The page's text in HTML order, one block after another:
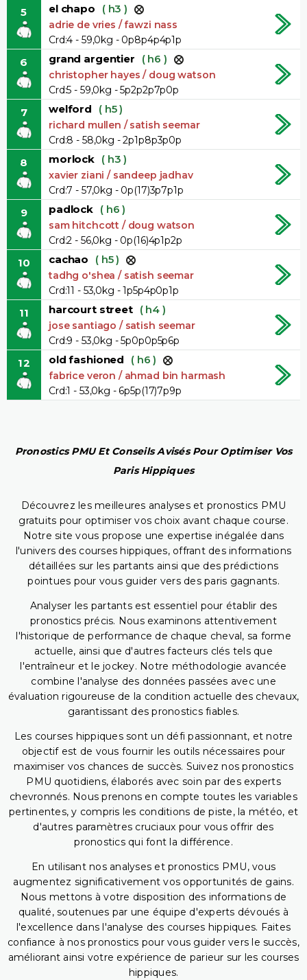
5 el chapo ( h3 )
adrie de vries / fawzi nass
Crd:4 - 59,0kg - 0p8p4p4p1p
6 grand argentier ( h6 )
christopher hayes / doug watson
Crd:5 - 59,0kg - 5p2p2p7p0p
7 welford ( h5 )
richard mullen / satish seemar
Crd:8 - 58,0kg - 2p1p8p3p0p
8 morlock ( h3 )
xavier ziani / sandeep jadhav
Crd:7 - 57,0kg - 0p(17)3p7p1p
9 padlock ( h6 )
sam hitchcott / doug watson
Crd:2 - 56,0kg - 0p(16)4p1p2p
10 cachao ( h5 )
tadhg o'shea / satish seemar
Crd:11 - 53,0kg - 1p5p4p0p1p
11 harcourt street ( h4 )
jose santiago / satish seemar
Crd:9 - 53,0kg - 5p0p0p5p6p
12 old fashioned ( h6 )
fabrice veron / ahmad bin harmash
Crd:1 - 53,0kg - 6p5p(17)7p9p
Pronostics PMU Et Conseils Avisés Pour Optimiser Vos
Paris Hippiques
Découvrez les meilleures analyses et pronostics PMU
gratuits pour optimiser vos choix avant chaque course.
Notre site vous propose une expertise inégalée dans
l'univers des courses hippiques, offrant des informations
détaillées sur les partants ainsi que des prédictions
pointues pour vous guider vers des paris gagnants.
Analyser les partants est essentiel pour établir des
pronostics précis. Nous examinons attentivement
l'historique de performance de chaque cheval, sa forme
actuelle, ainsi que d'autres facteurs clés tels que
l'entraîneur et le jockey. Notre méthodologie avancée
combine l'analyse des données passées avec une
évaluation rigoureuse de la condition actuelle des chevaux,
garantissant des pronostics fiables.
Les courses hippiques sont un défi passionnant, et notre
objectif est de vous fournir les outils nécessaires pour
maximiser vos chances de succès. Suivez nos pronostics
PMU quotidiens, élaborés avec soin par des experts
chevronnés. Nous prenons en compte toutes les variables
pertinentes, y compris les conditions de piste, la météo, et
d'autres paramètres cruciaux pour vous offrir des
pronostics qui font la différence.
En utilisant nos analyses et pronostics PMU, vous
augmentez significativement vos opportunités de gains.
Nous mettons à votre disposition des informations de
qualité, soutenues par une équipe d'experts dévoués à
l'excellence dans l'analyse des courses hippiques. Faites
confiance à nos pronostics pour vous guider vers le succès,
améliorant ainsi votre expérience de parieur sur les courses
hippiques.